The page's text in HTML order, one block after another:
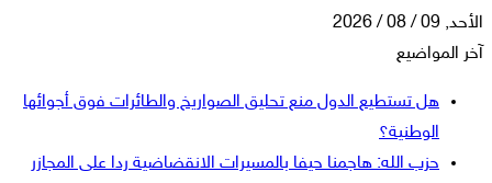
الأحد, 09 / 08 / 2026
آخر المواضيع
هل تستطيع الدول منع تحليق الصواريخ والطائرات فوق أجوائها
الوطنية؟
حزب الله: هاجمنا حيفا بالمسيرات الانقضاضية ردا على المجازر